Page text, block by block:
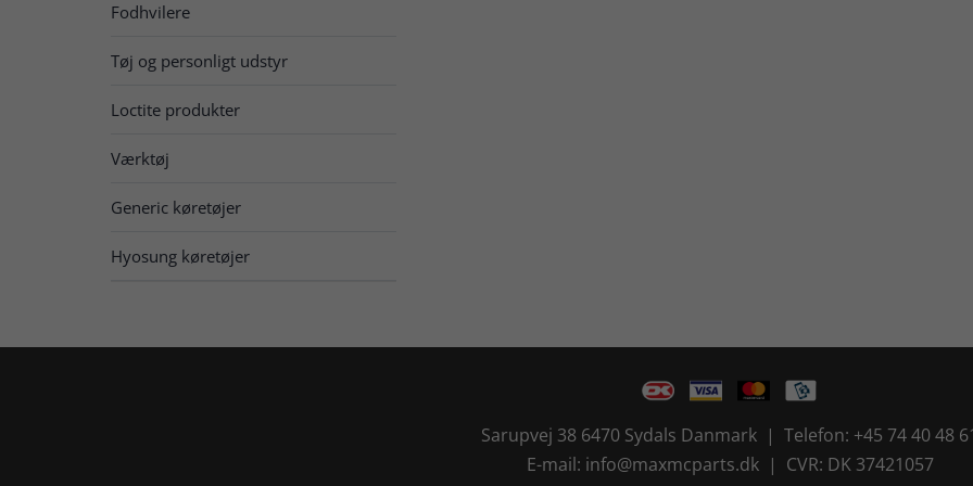
Fodhvilere
Tøj og personligt udstyr
Loctite produkter
Værktøj
Generic køretøjer
Hyosung køretøjer
Sarupvej 38 6470 Sydals Danmark | Telefon: +45 74 40 48
E-mail: info@maxmcparts.dk | CVR: DK 37421057